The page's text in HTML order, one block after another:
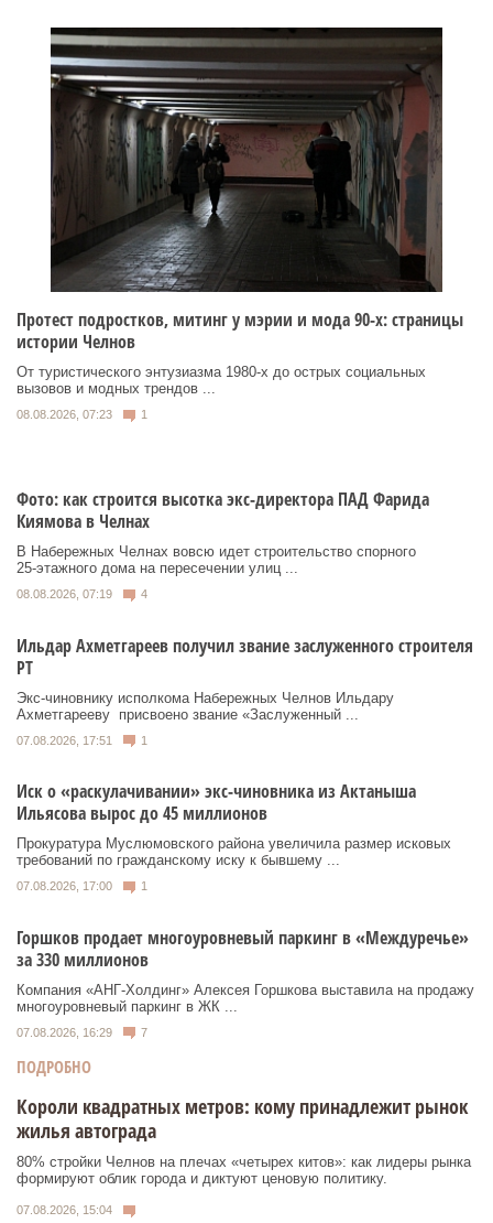
Протест подростков, митинг у мэрии и мода 90-х: страницы
истории Челнов
От туристического энтузиазма 1980‑х до острых социальных
вызовов и модных трендов ...
08.08.2026, 07:23 1
Фото: как строится высотка экс-директора ПАД Фарида
Киямова в Челнах
В Набережных Челнах вовсю идет строительство спорного
25‑этажного дома на пересечении улиц ...
08.08.2026, 07:19 4
Ильдар Ахметгареев получил звание заслуженного строителя
РТ
Экс‑чиновнику исполкома Набережных Челнов Ильдару
Ахметгарееву присвоено звание «Заслуженный ...
07.08.2026, 17:51 1
Иск о «раскулачивании» экс-чиновника из Актаныша
Ильясова вырос до 45 миллионов
Прокуратура Муслюмовского района увеличила размер исковых
требований по гражданскому иску к бывшему ...
07.08.2026, 17:00 1
Горшков продает многоуровневый паркинг в «Междуречье»
за 330 миллионов
Компания «АНГ-Холдинг» Алексея Горшкова выставила на продажу
многоуровневый паркинг в ЖК ...
07.08.2026, 16:29 7
ПОДРОБНО
Короли квадратных метров: кому принадлежит рынок
жилья автограда
80% стройки Челнов на плечах «четырех китов»: как лидеры рынка
формируют облик города и диктуют ценовую политику.
07.08.2026, 15:04